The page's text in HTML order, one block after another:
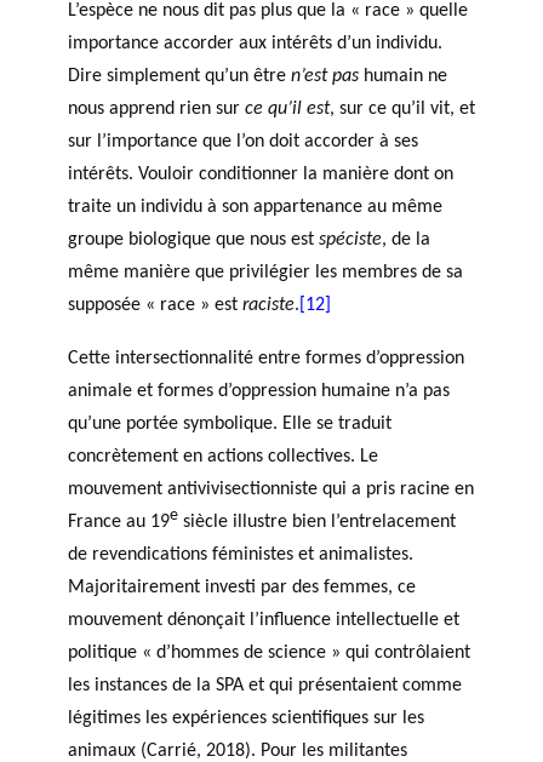
L’espèce ne nous dit pas plus que la « race » quelle
importance accorder aux intérêts d’un individu.
Dire simplement qu’un être n’est pas humain ne
nous apprend rien sur ce qu’il est, sur ce qu’il vit, et
sur l’importance que l’on doit accorder à ses
intérêts. Vouloir conditionner la manière dont on
traite un individu à son appartenance au même
groupe biologique que nous est spéciste, de la
même manière que privilégier les membres de sa
supposée « race » est raciste. [12]
Cette intersectionnalité entre formes d’oppression
animale et formes d’oppression humaine n’a pas
qu’une portée symbolique. Elle se traduit
concrètement en actions collectives. Le
mouvement antivivisectionniste qui a pris racine en
France au 19e siècle illustre bien l’entrelacement
de revendications féministes et animalistes.
Majoritairement investi par des femmes, ce
mouvement dénonçait l’influence intellectuelle et
politique « d’hommes de science » qui contrôlaient
les instances de la SPA et qui présentaient comme
légitimes les expériences scientifiques sur les
animaux (Carrié, 2018). Pour les militantes